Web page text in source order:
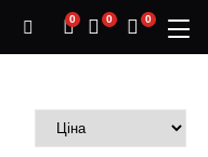
0 0 0